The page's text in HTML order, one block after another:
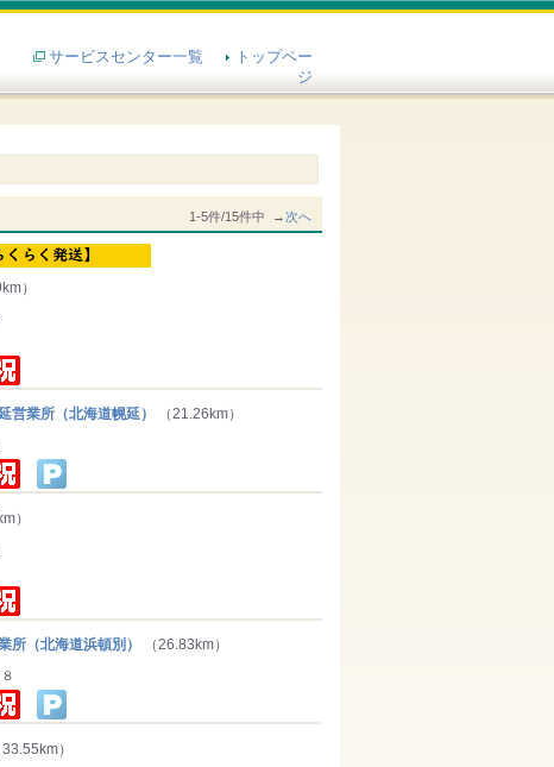
サービスセンター一覧
トップペー
ジ
1-5件/15件中 →次へ
）
業所（北海道幌延） （21.26km）
）
（北海道浜頓別） （26.83km）
33.55km）